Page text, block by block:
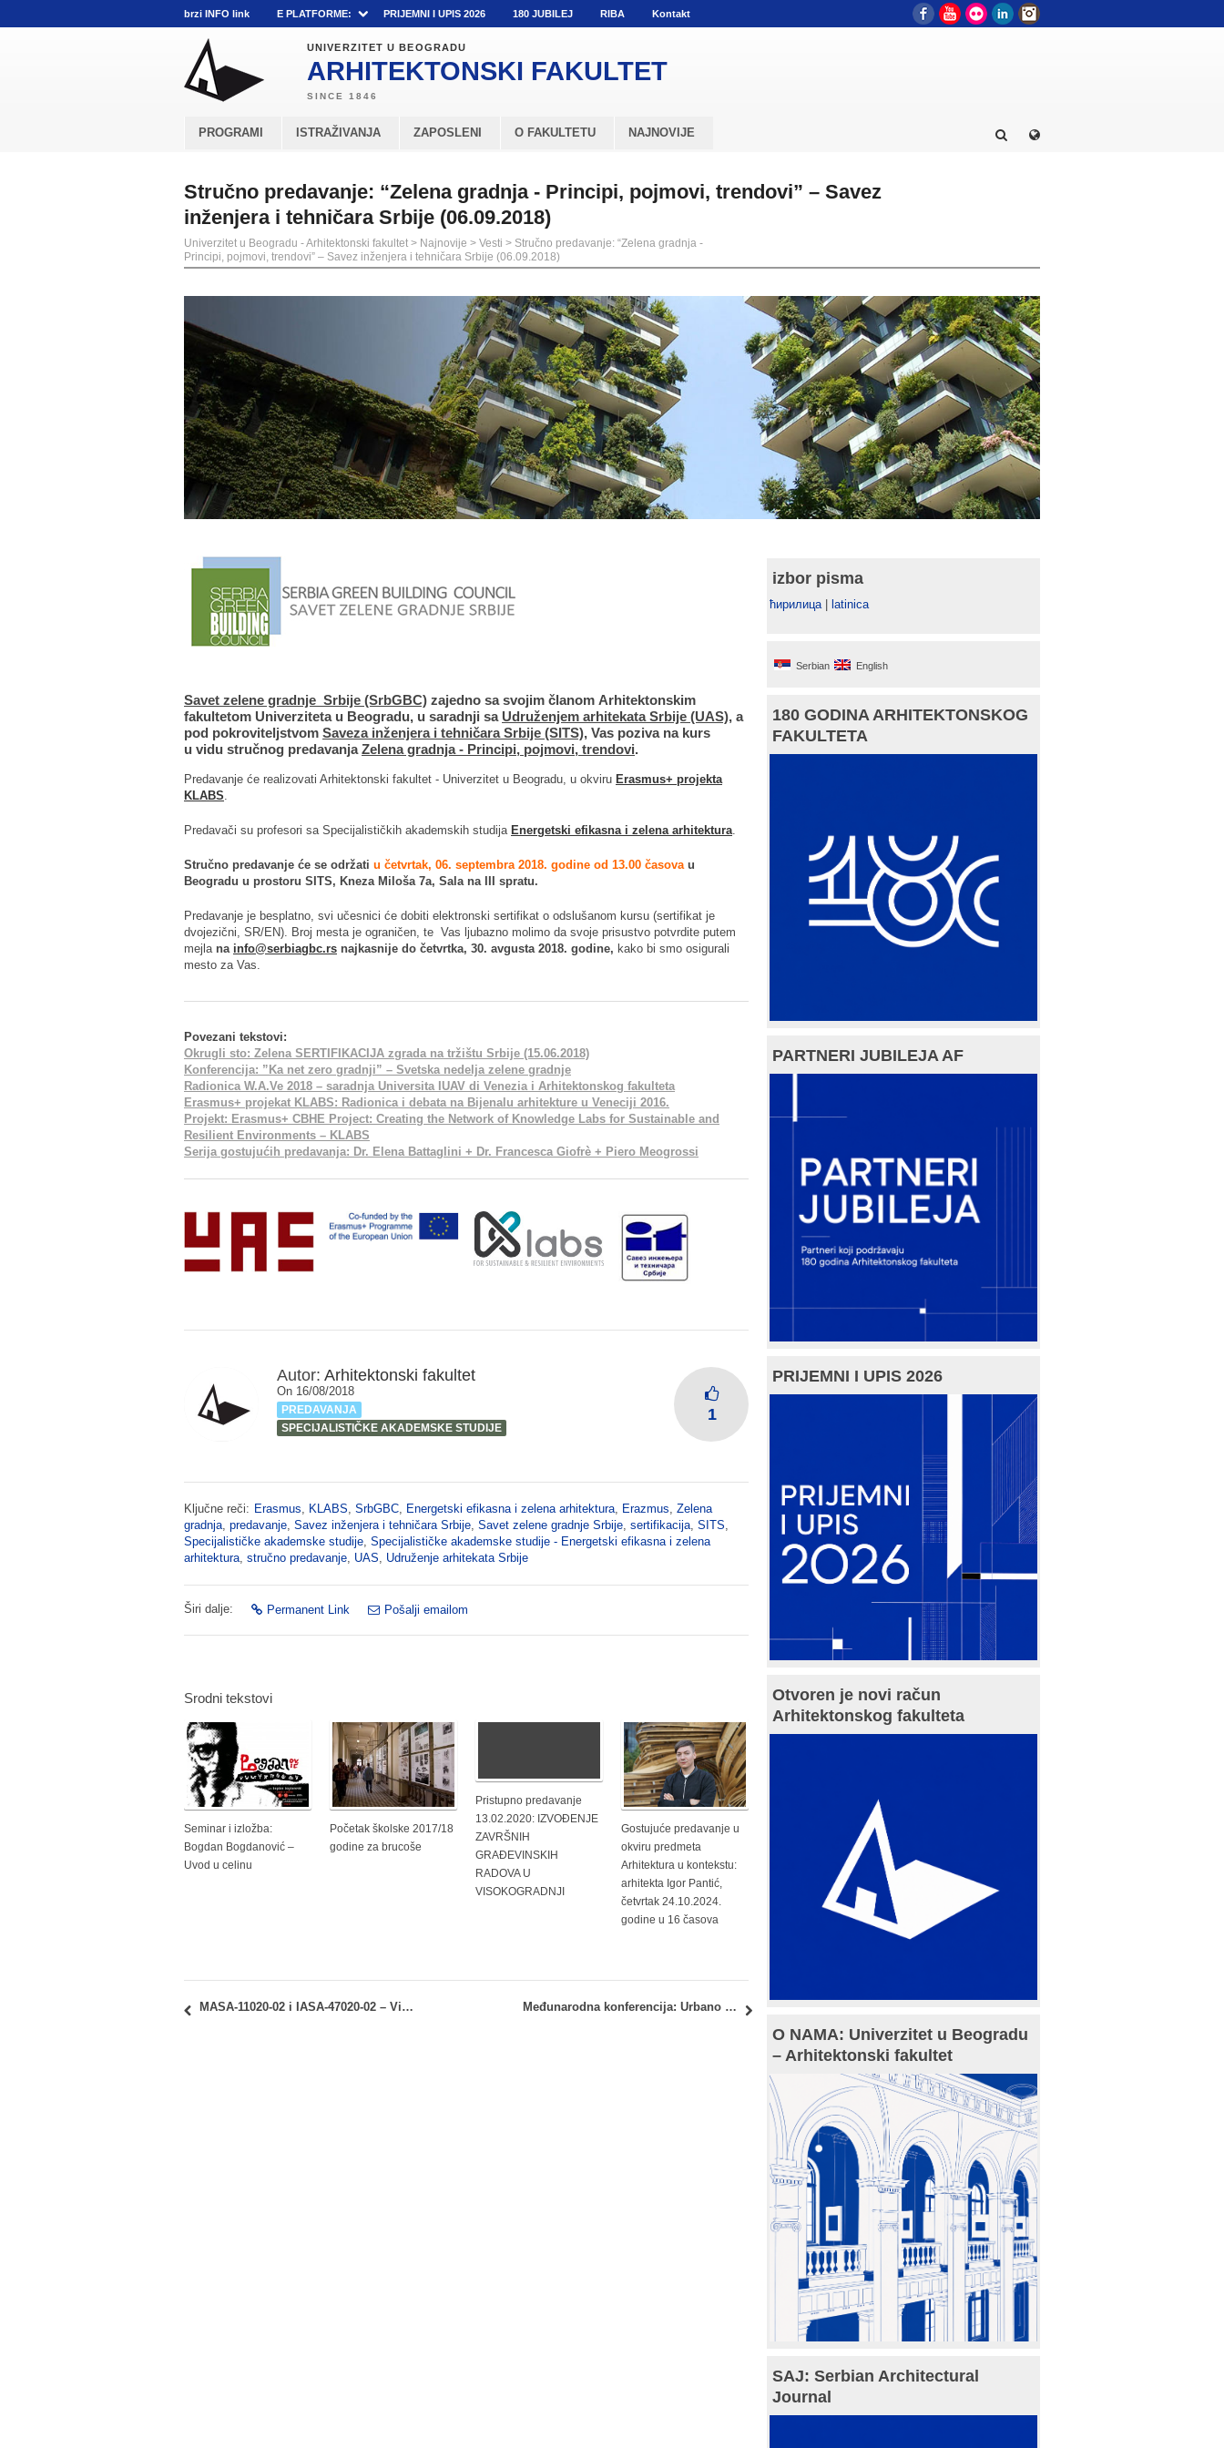
brzi INFO link E PLATFORME: PRIJEMNI I UPIS 2026 180 JUBILEJ RIBA Kontakt FacebookYouTube
Flickr LinkedIn
UNIVERZITET U BEOGRADU
ARHITEKTONSKI FAKULTET
PROGRAMI ISTRAŽIVANJA ZAPOSLENI O FAKULTETU NAJNOVIJE
Stručno predavanje: “Zelena gradnja ‐ Principi, pojmovi, trendovi” – Savez
inženjera i tehničara Srbije (06.09.2018)
Univerzitet u Beogradu - Arhitektonski fakultet > Najnovije > Vesti > Stručno predavanje: “Zelena gradnja ‐
Principi, pojmovi, trendovi” – Savez inženjera i tehničara Srbije (06.09.2018)
Savet zelene gradnje Srbije (SrbGBC) zajedno sa svojim članom Arhitektonskim
fakultetom Univerziteta u Beogradu, u saradnji sa Udruženjem arhitekata Srbije (UAS), a
pod pokroviteljstvom Saveza inženjera i tehničara Srbije (SITS), Vas poziva na kurs
u vidu stručnog predavanjaZelena gradnja ‐ Principi, pojmovi, trendovi.
Predavanje će realizovati Arhitektonski fakultet ‐ Univerzitet u Beogradu, u okviru Erasmus+ projekta
KLABS.
Predavači su profesori sa Specijalističkih akademskih studija Energetski efikasna i zelena arhitektura.
Stručno predavanje će se održati u četvrtak, 06. septembra 2018. godine od 13.00 časovau
Beogradu u prostoru SITS, Kneza Miloša 7a, Sala na III spratu.
Predavanje je besplatno, svi učesnici će dobiti elektronski sertifikat o odslušanom kursu (sertifikat je
dvojezični, SR/EN). Broj mesta je ograničen, te Vas ljubazno molimo da svoje prisustvo potvrdite putem
mejla na info@serbiagbc.rs najkasnije do četvrtka, 30. avgusta 2018. godine, kako bi smo osigurali
mesto za Vas.
Povezani tekstovi:
Okrugli sto: Zelena SERTIFIKACIJA zgrada na tržištu Srbije (15.06.2018)
Konferencija: ”Ka net zero gradnji” – Svetska nedelja zelene gradnje
Radionica W.A.Ve 2018 – saradnja Universita IUAV di Venezia i Arhitektonskog fakulteta
Erasmus+ projekat KLABS: Radionica i debata na Bijenalu arhitekture u Veneciji 2016.
Projekt: Erasmus+ CBHE Project: Creating the Network of Knowledge Labs for Sustainable and
Resilient Environments – KLABS
Serija gostujućih predavanja: Dr. Elena Battaglini + Dr. Francesca Giofrè + Piero Meogrossi
Autor: Arhitektonski fakultet
On 16/08/2018
PREDAVANJA
SPECIJALISTIČKE AKADEMSKE STUDIJE
1
Ključne reči: Erasmus, KLABS, SrbGBC, Energetski efikasna i zelena arhitektura, Erazmus, Zelena
gradnja, predavanje, Savez inženjera i tehničara Srbije, Savet zelene gradnje Srbije, sertifikacija, SITS,
Specijalističke akademske studije, Specijalističke akademske studije - Energetski efikasna i zelena
arhitektura, stručno predavanje, UAS, Udruženje arhitekata Srbije
Širi dalje: Permanent Link Pošalji emailom
Srodni tekstovi
Seminar i izložba:
Bogdan Bogdanović –
Uvod u celinu
Početak školske 2017/18
godine za brucoše
Pristupno predavanje
13.02.2020: IZVOĐENJE
ZAVRŠNIH
GRAĐEVINSKIH
RADOVA U
VISOKOGRADNJI
Gostujuće predavanje u
okviru predmeta
Arhitektura u kontekstu:
arhitekta Igor Pantić,
četvrtak 24.10.2024.
godine u 16 časova
MASA-11020-02 i IASA-47020-02 – Vizuelna kultura u arhitektonskoj teoriji i praksi: Septembarski ispitni rok – Termin konsultacija Međunarodna konferencija: Urbano planiranje – ICUP2018, Niš (14-17.11.2018)
izbor pisma
ћирилица| latinica
Serbian English
180 GODINA ARHITEKTONSKOG
FAKULTETA
PARTNERI JUBILEJA AF
PRIJEMNI I UPIS 2026
Otvoren je novi račun
Arhitektonskog fakulteta
O NAMA: Univerzitet u Beogradu
– Arhitektonski fakultet
SAJ: Serbian Architectural
Journal